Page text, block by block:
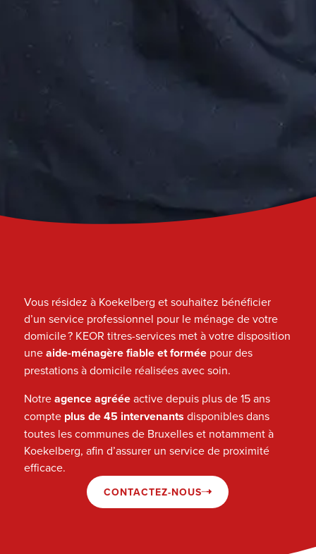
Vous résidez à Koekelberg et souhaitez bénéficier
d’un service professionnel pour le ménage de votre
domicile ? KEOR titres-services met à votre disposition
uneaide-ménagère fiable et forméepour des
prestations à domicile réalisées avec soin.
Notreagence agrééeactive depuis plus de 15 ans
compte plus de 45 intervenants disponibles dans
toutes les communes de Bruxelles et notamment à
Koekelberg, afin d’assurer un service de proximité
efficace.
CONTACTEZ-NOUS